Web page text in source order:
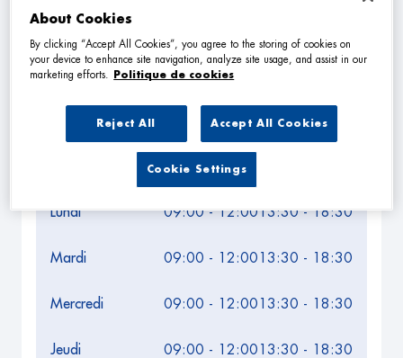
Horaires d'ouverture
Lundi 09:00 - 12:0013:30 - 18:30
Mardi 09:00 - 12:00 13:30 - 18:30
Mercredi 09:00 - 12:00 13:30 - 18:30
Jeudi 09:00 - 12:00 13:30 - 18:30
NAVIGUER ITINÉRAIRE
About Cookies
By clicking “Accept All Cookies”, you agree to the storing of cookies on
your device to enhance site navigation, analyze site usage, and assist in our
marketing efforts.
Politique de cookies
Reject All Accept All Cookies
Cookie Settings